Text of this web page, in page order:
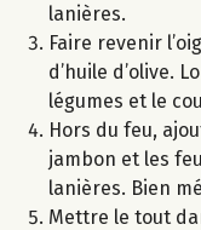
lanières.
Faire revenir
d’huile d’olive.
légumes et le
Hors du feu,
jambon et les
lanières. Bien
Mettre le tout